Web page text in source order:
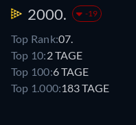
2000. -19
Top Rank:07.
Top 10:2 TAGE
Top 100:6 TAGE
Top 1.000:183 TAGE